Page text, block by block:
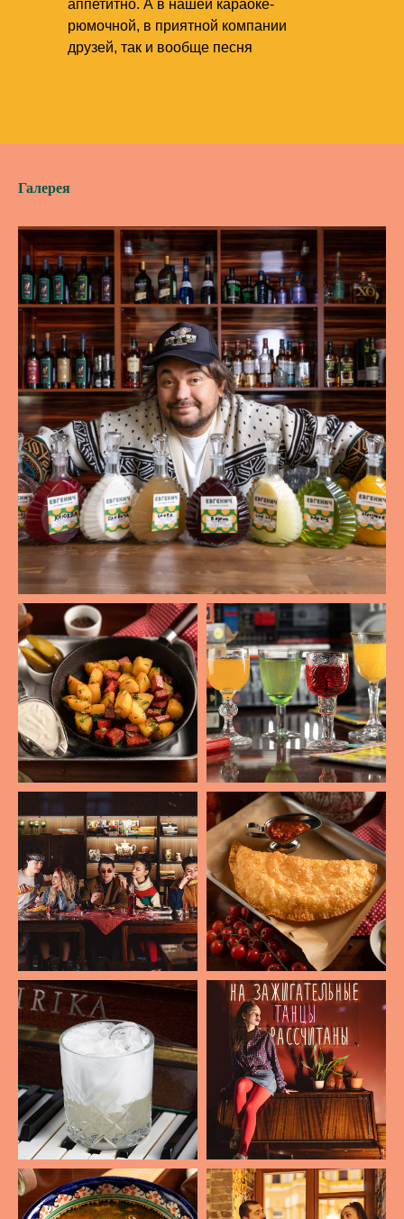
аппетитно. А в нашей караоке-
рюмочной, в приятной компании
друзей, так и вообще песня
Галерея
Контакты
info@evgenich.bar
ВС-ЧТ с 14:00 до 02:00
ПТ-СБ С 14:00 до 04:00
Адрес: Череповец, Советский
проспект 63
Режим работы:
7 (911) 505-36-09
Реквизиты
Политика конфиденциальности
Прайс-лист